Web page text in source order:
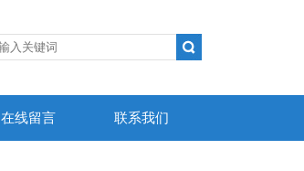
在线留言 联系我们